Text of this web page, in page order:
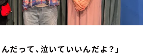
だって、泣いていいんだよ？」